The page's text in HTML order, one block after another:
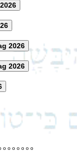
2026
2026
o o o o o o o